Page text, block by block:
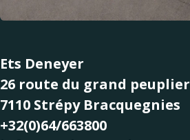
Ets Deneyer
26 route du grand peuplier
7110 Strépy Bracquegnies
+32(0)64/663800